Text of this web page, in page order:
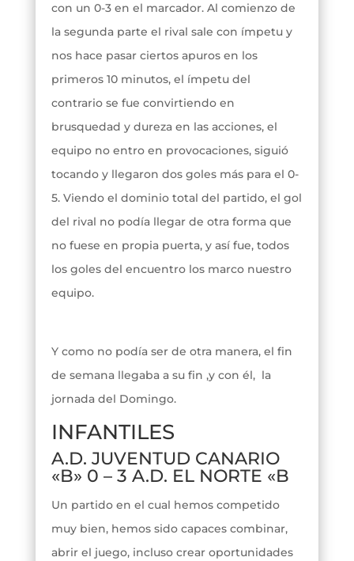
con un 0-3 en el marcador. Al comienzo de
la segunda parte el rival sale con ímpetu y
nos hace pasar ciertos apuros en los
primeros 10 minutos, el ímpetu del
contrario se fue convirtiendo en
brusquedad y dureza en las acciones, el
equipo no entro en provocaciones, siguió
tocando y llegaron dos goles más para el 0-
5. Viendo el dominio total del partido, el gol
del rival no podía llegar de otra forma que
no fuese en propia puerta, y así fue, todos
los goles del encuentro los marco nuestro
equipo.
Y como no podía ser de otra manera, el fin
de semana llegaba a su fin ,y con él, la
jornada del Domingo.
INFANTILES
A.D. JUVENTUD CANARIO
«B» 0 – 3 A.D. EL NORTE «B
Un partido en el cual hemos competido
muy bien, hemos sido capaces combinar,
abrir el juego, incluso crear oportunidades